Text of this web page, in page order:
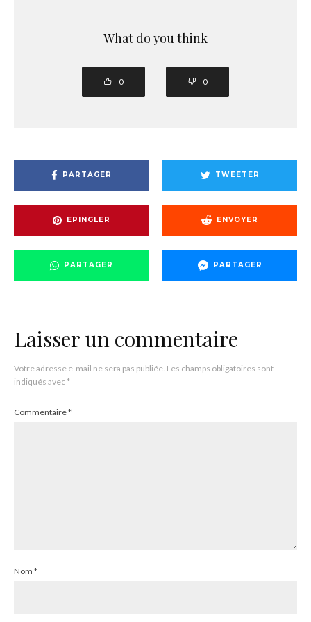
What do you think
0 0
PARTAGER TWEETER
EPINGLER ENVOYER
PARTAGER PARTAGER
Laisser un commentaire
Votre adresse e-mail ne sera pas publiée. Les champs obligatoires sont
indiqués avec*
Commentaire*
Nom *